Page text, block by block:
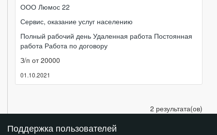
ООО Люмос 22
Сервис, оказание услуг населению
Полный рабочий день Удаленная работа Постоянная
работа Работа по договору
З/п от 20000
01.10.2021
2 результата(ов)
Поддержка пользователей